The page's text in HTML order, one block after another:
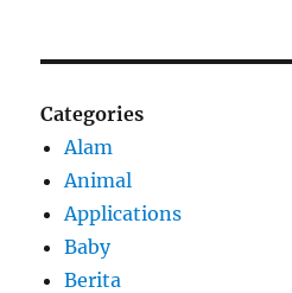
Categories
Alam
Animal
Applications
Baby
Berita